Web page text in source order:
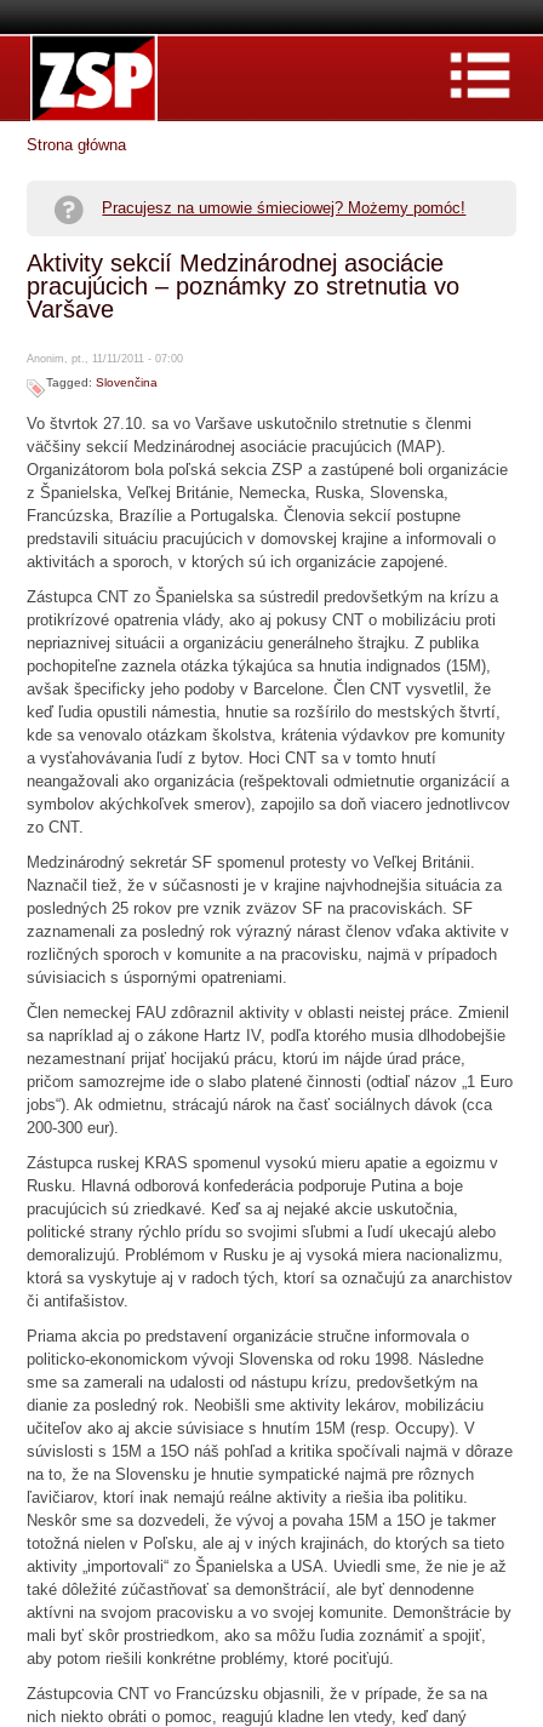
Strona główna
Pracujesz na umowie śmieciowej? Możemy pomóc!
Aktivity sekcií Medzinárodnej asociácie
pracujúcich – poznámky zo stretnutia vo
Varšave
Anonim, pt., 11/11/2011 - 07:00
Tagged:Slovenčina
Vo štvrtok 27.10. sa vo Varšave uskutočnilo stretnutie s členmi
väčšiny sekcií Medzinárodnej asociácie pracujúcich (MAP).
Organizátorom bola poľská sekcia ZSP a zastúpené boli organizácie
z Španielska, Veľkej Británie, Nemecka, Ruska, Slovenska,
Francúzska, Brazílie a Portugalska. Členovia sekcií postupne
predstavili situáciu pracujúcich v domovskej krajine a informovali o
aktivitách a sporoch, v ktorých sú ich organizácie zapojené.
Zástupca CNT zo Španielska sa sústredil predovšetkým na krízu a
protikrízové opatrenia vlády, ako aj pokusy CNT o mobilizáciu proti
nepriaznivej situácii a organizáciu generálneho štrajku. Z publika
pochopiteľne zaznela otázka týkajúca sa hnutia indignados (15M),
avšak špecificky jeho podoby v Barcelone. Člen CNT vysvetlil, že
keď ľudia opustili námestia, hnutie sa rozšírilo do mestských štvrtí,
kde sa venovalo otázkam školstva, krátenia výdavkov pre komunity
a vysťahovávania ľudí z bytov. Hoci CNT sa v tomto hnutí
neangažovali ako organizácia (rešpektovali odmietnutie organizácií a
symbolov akýchkoľvek smerov), zapojilo sa doň viacero jednotlivcov
zo CNT.
Medzinárodný sekretár SF spomenul protesty vo Veľkej Británii.
Naznačil tiež, že v súčasnosti je v krajine najvhodnejšia situácia za
posledných 25 rokov pre vznik zväzov SF na pracoviskách. SF
zaznamenali za posledný rok výrazný nárast členov vďaka aktivite v
rozličných sporoch v komunite a na pracovisku, najmä v prípadoch
súvisiacich s úspornými opatreniami.
Člen nemeckej FAU zdôraznil aktivity v oblasti neistej práce. Zmienil
sa napríklad aj o zákone Hartz IV, podľa ktorého musia dlhodobejšie
nezamestnaní prijať hocijakú prácu, ktorú im nájde úrad práce,
pričom samozrejme ide o slabo platené činnosti (odtiaľ názov „1 Euro
jobs“). Ak odmietnu, strácajú nárok na časť sociálnych dávok (cca
200-300 eur).
Zástupca ruskej KRAS spomenul vysokú mieru apatie a egoizmu v
Rusku. Hlavná odborová konfederácia podporuje Putina a boje
pracujúcich sú zriedkavé. Keď sa aj nejaké akcie uskutočnia,
politické strany rýchlo prídu so svojimi sľubmi a ľudí ukecajú alebo
demoralizujú. Problémom v Rusku je aj vysoká miera nacionalizmu,
ktorá sa vyskytuje aj v radoch tých, ktorí sa označujú za anarchistov
či antifašistov.
Priama akcia po predstavení organizácie stručne informovala o
politicko-ekonomickom vývoji Slovenska od roku 1998. Následne
sme sa zamerali na udalosti od nástupu krízu, predovšetkým na
dianie za posledný rok. Neobišli sme aktivity lekárov, mobilizáciu
učiteľov ako aj akcie súvisiace s hnutím 15M (resp. Occupy). V
súvislosti s 15M a 15O náš pohľad a kritika spočívali najmä v dôraze
na to, že na Slovensku je hnutie sympatické najmä pre rôznych
ľavičiarov, ktorí inak nemajú reálne aktivity a riešia iba politiku.
Neskôr sme sa dozvedeli, že vývoj a povaha 15M a 15O je takmer
totožná nielen v Poľsku, ale aj v iných krajinách, do ktorých sa tieto
aktivity „importovali“ zo Španielska a USA. Uviedli sme, že nie je až
také dôležité zúčastňovať sa demonštrácií, ale byť dennodenne
aktívni na svojom pracovisku a vo svojej komunite. Demonštrácie by
mali byť skôr prostriedkom, ako sa môžu ľudia zoznámiť a spojiť,
aby potom riešili konkrétne problémy, ktoré pociťujú.
Zástupcovia CNT vo Francúzsku objasnili, že v prípade, že sa na
nich niekto obráti o pomoc, reagujú kladne len vtedy, keď daný